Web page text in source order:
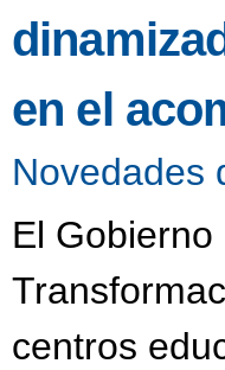
en el
Novedades
El
centros